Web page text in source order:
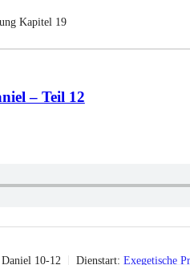
Kapitel 19
– Teil 12
Daniel 10-12 Dienstart: Exegetische